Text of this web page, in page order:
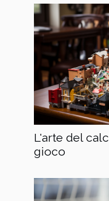
L'arte del
gioco